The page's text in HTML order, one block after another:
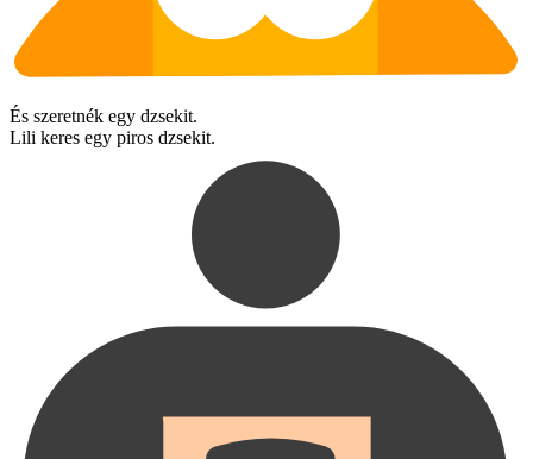
És szeretnék egy dzsekit.
Lili keres egy piros dzsekit.